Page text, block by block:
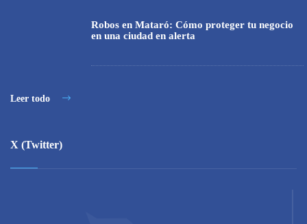
Robos en Mataró: Cómo proteger tu negocio
en una ciudad en alerta
Leer todo
X (Twitter)